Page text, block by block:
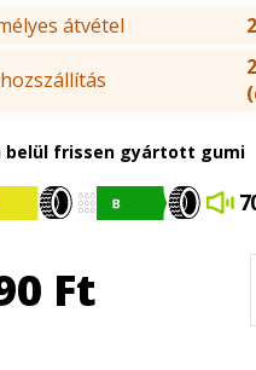
átvétel
belül frissen gyártott gumi
Ft